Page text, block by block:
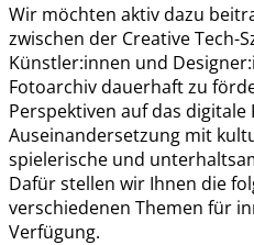
Wir möchten aktiv dazu
zwischen der Creative Tech-
Künstler:innen und
Fotoarchiv dauerhaft zu
Perspektiven auf das
Auseinandersetzung mit
spielerische und
Dafür stellen wir Ihnen die
verschiedenen Themen für
Verfügung.